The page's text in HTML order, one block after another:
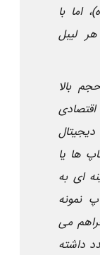
اما با
لیبل
بالا
ها یا
ای به
نمونه
می
داشته